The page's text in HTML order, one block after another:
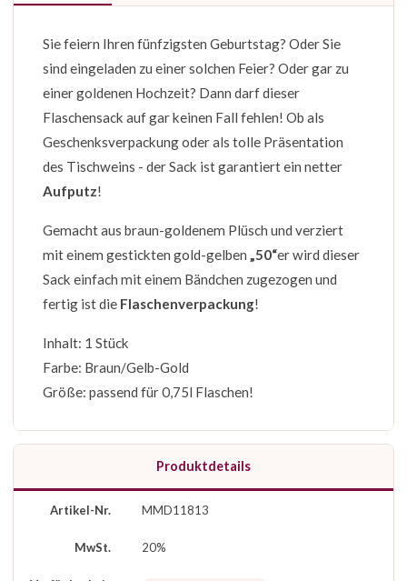
Sie feiern Ihren fünfzigsten Geburtstag? Oder Sie
sind eingeladen zu einer solchen Feier? Oder gar zu
einer goldenen Hochzeit? Dann darf dieser
Flaschensack auf gar keinen Fall fehlen! Ob als
Geschenksverpackung oder als tolle Präsentation
des Tischweins - der Sack ist garantiert ein netter
Aufputz!
Gemacht aus braun-goldenem Plüsch und verziert
mit einem gestickten gold-gelben „50“er wird dieser
Sack einfach mit einem Bändchen zugezogen und
fertig ist die Flaschenverpackung!
Inhalt: 1 Stück
Farbe: Braun/Gelb-Gold
Größe: passend für 0,75l Flaschen!
Produktdetails
Artikel-Nr. MMD11813
MwSt. 20%